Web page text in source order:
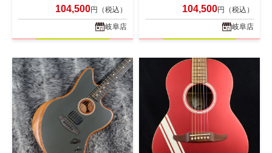
104,500円（税込）
岐阜店
104,500円（税込）
岐阜店